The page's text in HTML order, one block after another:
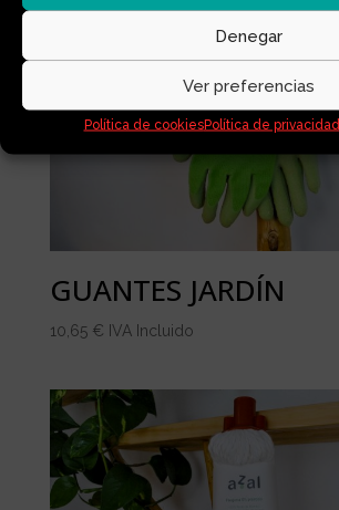
Denegar
Ver preferencias
Política de cookiesPolítica de privacidad
GUANTES JARDÍN
10,65 € IVA Incluido